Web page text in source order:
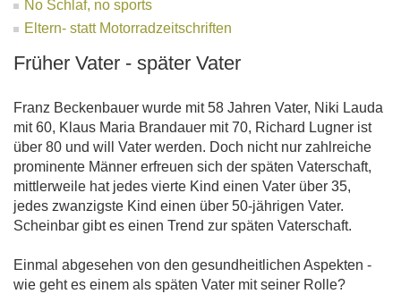
No Schlaf, no sports
Eltern- statt Motorradzeitschriften
Früher Vater - später Vater
Franz Beckenbauer wurde mit 58 Jahren Vater, Niki Lauda
mit 60, Klaus Maria Brandauer mit 70, Richard Lugner ist
über 80 und will Vater werden. Doch nicht nur zahlreiche
prominente Männer erfreuen sich der späten Vaterschaft,
mittlerweile hat jedes vierte Kind einen Vater über 35,
jedes zwanzigste Kind einen über 50-jährigen Vater.
Scheinbar gibt es einen Trend zur späten Vaterschaft.
Einmal abgesehen von den gesundheitlichen Aspekten -
wie geht es einem als späten Vater mit seiner Rolle?